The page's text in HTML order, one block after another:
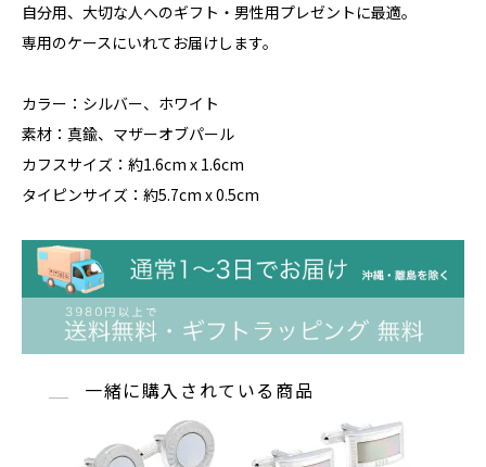
自分用、大切な人へのギフト・男性用プレゼントに最適。
専用のケースにいれてお届けします。
カラー：シルバー、ホワイト
素材：真鍮、マザーオブパール
カフスサイズ：約1.6cm x 1.6cm
タイピンサイズ：約5.7cm x 0.5cm
一緒に購入されている商品